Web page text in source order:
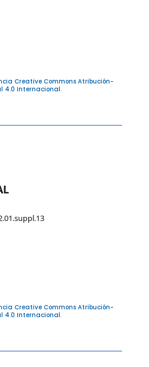
Creative Commons Atribución-
4.0 Internacional.
Creative Commons Atribución-
4.0 Internacional.